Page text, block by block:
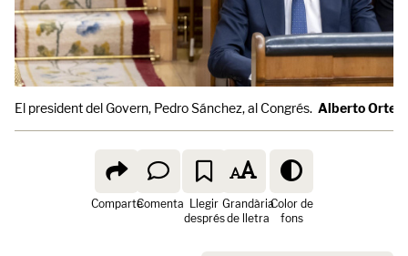
El president del Govern, Pedro Sánchez, al Congrés. Alberto
ComparteComenta Llegir
després
Grandària
de lletra
Color de
fons